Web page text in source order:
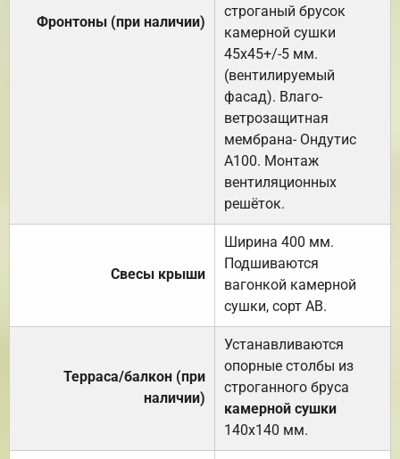
Фронтоны (при наличии)
строганый брусок
камерной сушки
45х45+/-5 мм.
(вентилируемый
фасад). Влаго-
ветрозащитная
мембрана- Ондутис
А100. Монтаж
вентиляционных
решёток.
Свесы крыши
Ширина 400 мм.
Подшиваются
вагонкой камерной
сушки, сорт АВ.
Терраса/балкон (при
наличии)
Устанавливаются
опорные столбы из
строганного бруса
камерной сушки
140х140 мм.